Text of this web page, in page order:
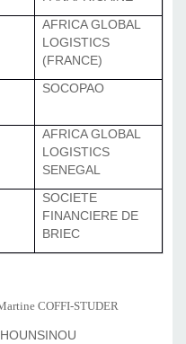
AFRICA GLOBAL
LOGISTICS
(FRANCE)
SOCOPAO
AFRICA GLOBAL
LOGISTICS
SENEGAL
SOCIETE
FINANCIERE DE
BRIEC
COFFI-STUDER
HOUNSINOU